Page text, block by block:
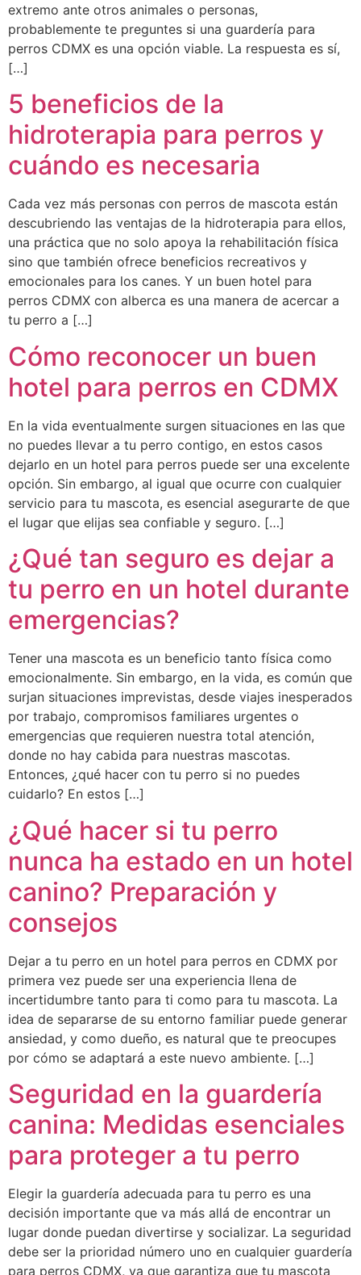
extremo ante otros animales o personas,
probablemente te preguntes si una guardería para
perros CDMX es una opción viable. La respuesta es sí,
[…]
5 beneficios de la
hidroterapia para perros y
cuándo es necesaria
Cada vez más personas con perros de mascota están
descubriendo las ventajas de la hidroterapia para ellos,
una práctica que no solo apoya la rehabilitación física
sino que también ofrece beneficios recreativos y
emocionales para los canes. Y un buen hotel para
perros CDMX con alberca es una manera de acercar a
tu perro a […]
Cómo reconocer un buen
hotel para perros en CDMX
En la vida eventualmente surgen situaciones en las que
no puedes llevar a tu perro contigo, en estos casos
dejarlo en un hotel para perros puede ser una excelente
opción. Sin embargo, al igual que ocurre con cualquier
servicio para tu mascota, es esencial asegurarte de que
el lugar que elijas sea confiable y seguro. […]
¿Qué tan seguro es dejar a
tu perro en un hotel durante
emergencias?
Tener una mascota es un beneficio tanto física como
emocionalmente. Sin embargo, en la vida, es común que
surjan situaciones imprevistas, desde viajes inesperados
por trabajo, compromisos familiares urgentes o
emergencias que requieren nuestra total atención,
donde no hay cabida para nuestras mascotas.
Entonces, ¿qué hacer con tu perro si no puedes
cuidarlo? En estos […]
¿Qué hacer si tu perro
nunca ha estado en un hotel
canino? Preparación y
consejos
Dejar a tu perro en un hotel para perros en CDMX por
primera vez puede ser una experiencia llena de
incertidumbre tanto para ti como para tu mascota. La
idea de separarse de su entorno familiar puede generar
ansiedad, y como dueño, es natural que te preocupes
por cómo se adaptará a este nuevo ambiente. […]
Seguridad en la guardería
canina: Medidas esenciales
para proteger a tu perro
Elegir la guardería adecuada para tu perro es una
decisión importante que va más allá de encontrar un
lugar donde puedan divertirse y socializar. La seguridad
debe ser la prioridad número uno en cualquier guardería
para perros CDMX, ya que garantiza que tu mascota